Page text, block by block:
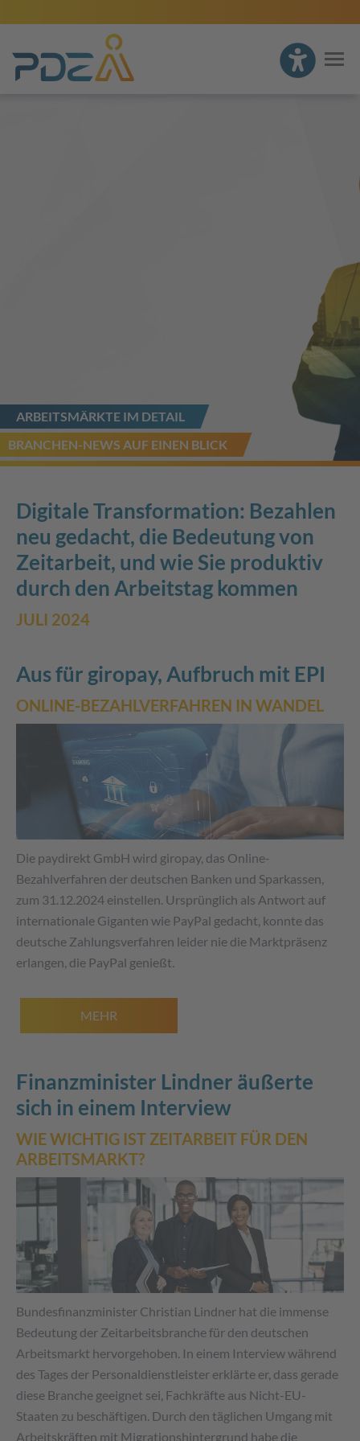
ARBEITSMÄRKTE IM DETAIL
BRANCHEN-NEWS AUF EINEN BLICK
Digitale Transformation: Bezahlen
neu gedacht, die Bedeutung von
Zeitarbeit, und wie Sie produktiv
durch den Arbeitstag kommen
JULI 2024
Aus für giropay, Aufbruch mit EPI
ONLINE-BEZAHLVERFAHREN IN WANDEL
Die paydirekt GmbH wird giropay, das Online-
Bezahlverfahren der deutschen Banken und Sparkassen,
zum 31.12.2024 einstellen. Ursprünglich als Antwort auf
internationale Giganten wie PayPal gedacht, konnte das
deutsche Zahlungsverfahren leider nie die Marktpräsenz
erlangen, die PayPal genießt.
MEHR
Finanzminister Lindner äußerte
sich in einem Interview
WIE WICHTIG IST ZEITARBEIT FÜR DEN
ARBEITSMARKT?
Bundesfinanzminister Christian Lindner hat die immense
Bedeutung der Zeitarbeitsbranche für den deutschen
Arbeitsmarkt hervorgehoben. In einem Interview während
des Tages der Personaldienstleister erklärte er, dass gerade
diese Branche geeignet sei, Fachkräfte aus Nicht-EU-
Staaten zu beschäftigen. Durch den täglichen Umgang mit
Arbeitskräften mit Migrationshintergrund habe die